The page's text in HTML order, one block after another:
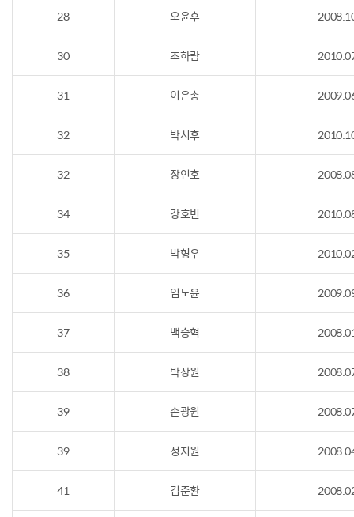
28 오윤후
30 조하람
31 이은총
32 박시후
32 장인호
34 강호빈
35 박형우
36 임도윤
37 백승혁
38 박상원
39 손광원
39 정지원
41 김준환